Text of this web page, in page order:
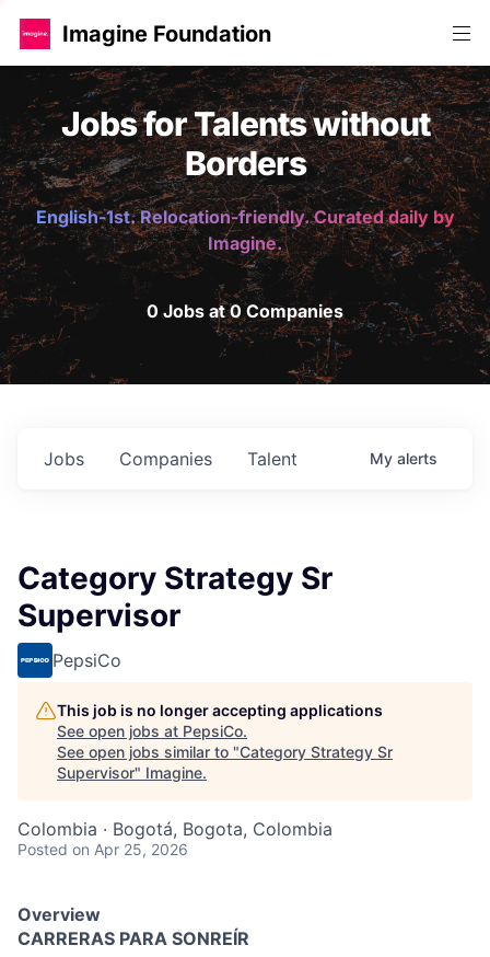
Imagine Foundation
Jobs for Talents without
Borders
English-1st. Relocation-friendly. Curated daily by
Imagine.
0 Jobs at 0 Companies
Jobs Companies Talent My alerts
Category Strategy Sr
Supervisor
PepsiCo
This job is no longer accepting applications
See open jobs at PepsiCo.
See open jobs similar to "Category Strategy Sr
Supervisor" Imagine.
Colombia · Bogotá, Bogota, Colombia
Posted on Apr 25, 2026
Overview
CARRERAS PARA SONREÍR